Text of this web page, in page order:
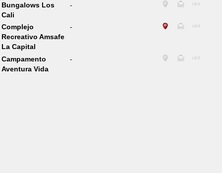
Bungalows Los
Cali
-
Complejo
Recreativo Amsafe
La Capital
-
Campamento
Aventura Vida
-